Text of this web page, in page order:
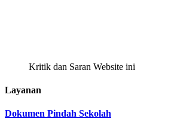
Kritik dan Saran Website ini
Layanan
Dokumen Pindah Sekolah